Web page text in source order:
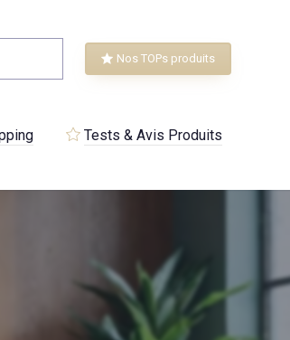
Nos TOPs produits
Tests & Avis Produits